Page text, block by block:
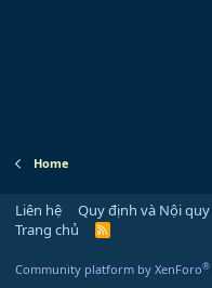
Home
Liên hệ Quy định và Nội quy
Trang chủ
R
Community platform by XenForo®